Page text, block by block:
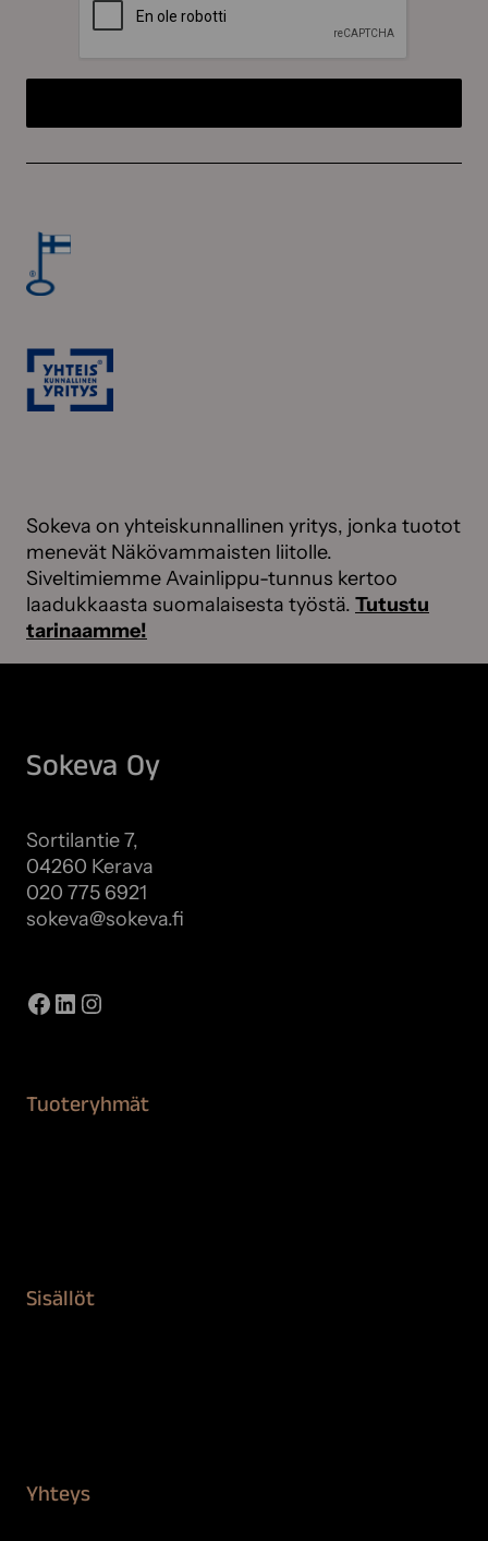
Sokeva on yhteiskunnallinen yritys, jonka tuotot
menevät Näkövammaisten liitolle.
Siveltimiemme Avainlippu-tunnus kertoo
laadukkaasta suomalaisesta työstä. Tutustu
tarinaamme!
Sokeva Oy
Sortilantie 7,
04260 Kerava
020 775 6921
sokeva@sokeva.fi
Facebook
LinkedIn
Instagram
Tuoteryhmät
Sisällöt
Yhteys